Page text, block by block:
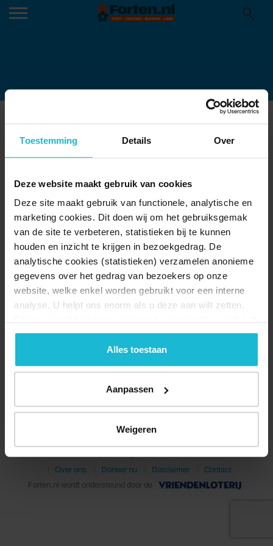
Toestemming Details Over
Deze website maakt gebruik van cookies
Deze site maakt gebruik van functionele, analytische en
marketing cookies. Dit doen wij om het gebruiksgemak
van de site te verbeteren, statistieken bij te kunnen
houden en inzicht te krijgen in bezoekgedrag. De
analytische cookies (statistieken) verzamelen anonieme
gegevens over het gedrag van bezoekers op onze
website, welke enkel worden gebruikt voor een interne
analyse. U helpt ons enorm als u deze aan wilt zetten.
geen commerciële doelstelling. U kunt deze cookies via
de knoppen accepteren, beheren of weigeren.
Alles toestaan
Aanpassen
Weigeren
© 2026 Stichting Forten Nederland
Over ons
Doneer nu Disclaimer
Contact
Forten.nl wordt ondersteund door de